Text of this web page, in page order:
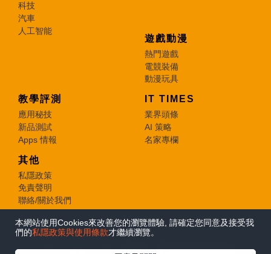
本網站使用Cookies來改善您的瀏覽體驗, 請確定您同意及接受我
們的私隱政策與使用條款才繼續瀏覽。
科技
汽車
人工智能
遊戲動漫
熱門遊戲
電競裝備
動漫玩具
教學評測
應用秘技
新品測試
Apps 情報
IT TIMES
業界頭條
AI 策略
名家專欄
其他
私隱政策
免責聲明
聯絡/關於我們
© 2026 e-zone. All Rights Reserved.